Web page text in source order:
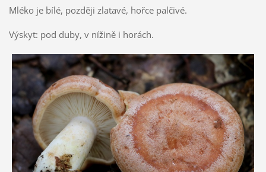
Mléko je bílé, později zlatavé, hořce palčivé.
Výskyt: pod duby, v nížině i horách.